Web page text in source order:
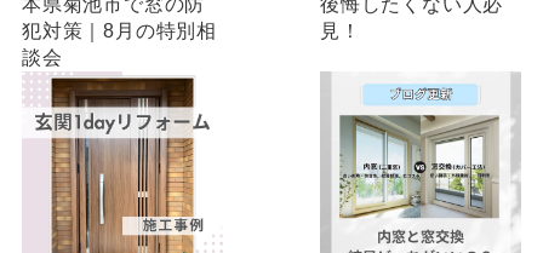
本県菊池市で窓の防
犯対策｜8⽉の特別相
談会
後悔したくない人必
見！